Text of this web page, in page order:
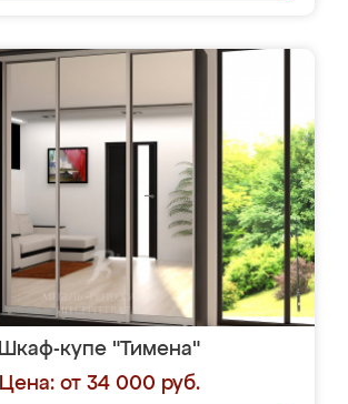
Шкаф-купе "Тимена"
Цена: от 34 000 руб.